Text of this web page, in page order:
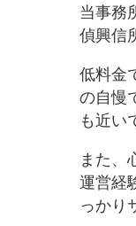
当事務
偵興信
低料金
の自慢
も近い
また、
運営経
っかり